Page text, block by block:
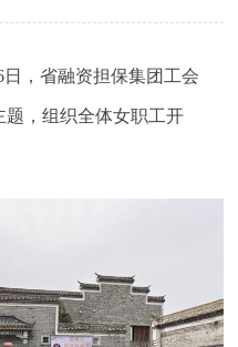
，省融资担保集团工会
题，组织全体女职工开